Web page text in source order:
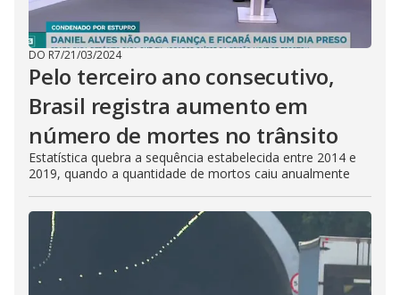
DO R7/21/03/2024
Pelo terceiro ano consecutivo,
Brasil registra aumento em
número de mortes no trânsito
Estatística quebra a sequência estabelecida entre 2014 e
2019, quando a quantidade de mortos caiu anualmente